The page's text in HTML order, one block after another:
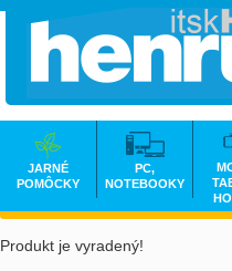
Produkt je vyradený!
JARNÉ
POMÔCKY
PC,
NOTEBOOKY